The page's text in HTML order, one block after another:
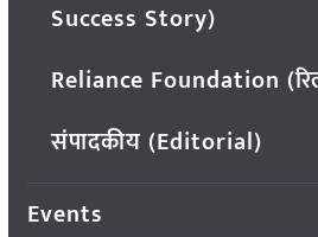
Success Story)
Reliance Foundation
संपादकीय (Editorial)
Events